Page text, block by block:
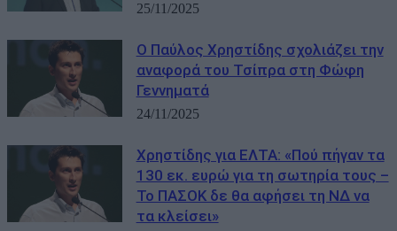
25/11/2025
Ο Παύλος Χρηστίδης σχολιάζει την
αναφορά του Τσίπρα στη Φώφη
Γεννηματά
24/11/2025
Χρηστίδης για ΕΛΤΑ: «Πού πήγαν τα
130 εκ. ευρώ για τη σωτηρία τους –
Το ΠΑΣΟΚ δε θα αφήσει τη ΝΔ να
τα κλείσει»